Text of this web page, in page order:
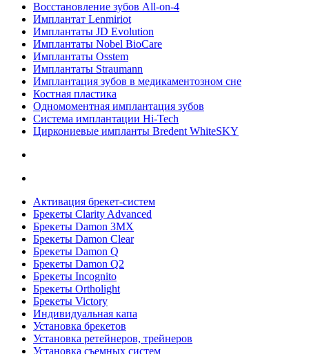
Восстановление зубов All‑on‑4
Имплантат Lenmiriot
Имплантаты JD Evolution
Имплантаты Nobel BioСare
Имплантаты Osstem
Имплантаты Straumann
Имплантация зубов в медикаментозном сне
Костная пластика
Одномоментная имплантация зубов
Система имплантации Hi-Tech
Циркониевые импланты Bredent WhiteSKY
Активация брекет-систем
Брекеты Clarity Advanced
Брекеты Damon 3MX
Брекеты Damon Clear
Брекеты Damon Q
Брекеты Damon Q2
Брекеты Incognito
Брекеты Ortholight
Брекеты Victory
Индивидуальная капа
Установка брекетов
Установка ретейнеров, трейнеров
Установка съемных систем